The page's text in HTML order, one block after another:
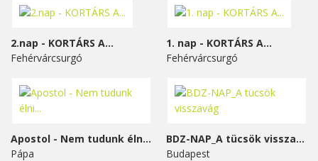
2.nap - KORTÁRS A...
Fehérvárcsurgó
1. nap - KORTÁRS A...
Fehérvárcsurgó
Apostol - Nem tudunk élni...
Pápa
BDZ-NAP_A tücsök visszavág
Budapest